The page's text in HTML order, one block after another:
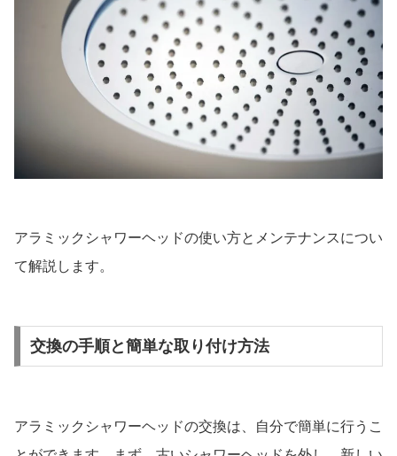
アラミックシャワーヘッドの使い方とメンテナンスについ
て解説します。
交換の手順と簡単な取り付け方法
アラミックシャワーヘッドの交換は、自分で簡単に行うこ